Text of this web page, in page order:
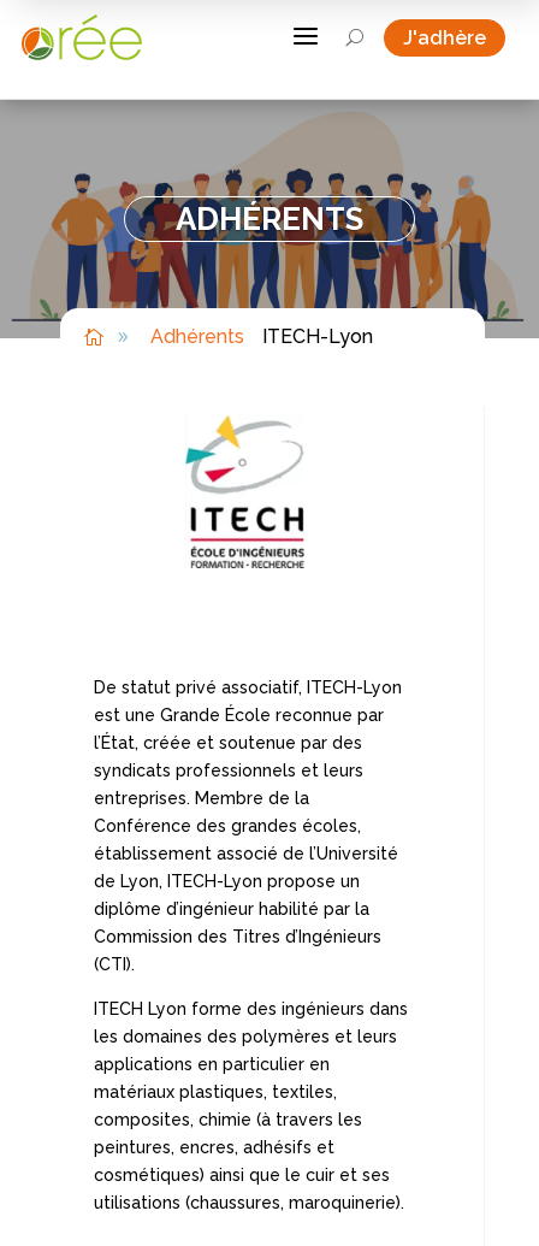
a U J'adhère
ADHÉRENTS
 9 Adhérents ITECH-Lyon
De statut privé associatif, ITECH-Lyon
est une Grande École reconnue par
l’État, créée et soutenue par des
syndicats professionnels et leurs
entreprises. Membre de la
Conférence des grandes écoles,
établissement associé de l’Université
de Lyon, ITECH-Lyon propose un
diplôme d’ingénieur habilité par la
Commission des Titres d’Ingénieurs
(CTI).
ITECH Lyon forme des ingénieurs dans
les domaines des polymères et leurs
applications en particulier en
matériaux plastiques, textiles,
composites, chimie (à travers les
peintures, encres, adhésifs et
cosmétiques) ainsi que le cuir et ses
utilisations (chaussures, maroquinerie).